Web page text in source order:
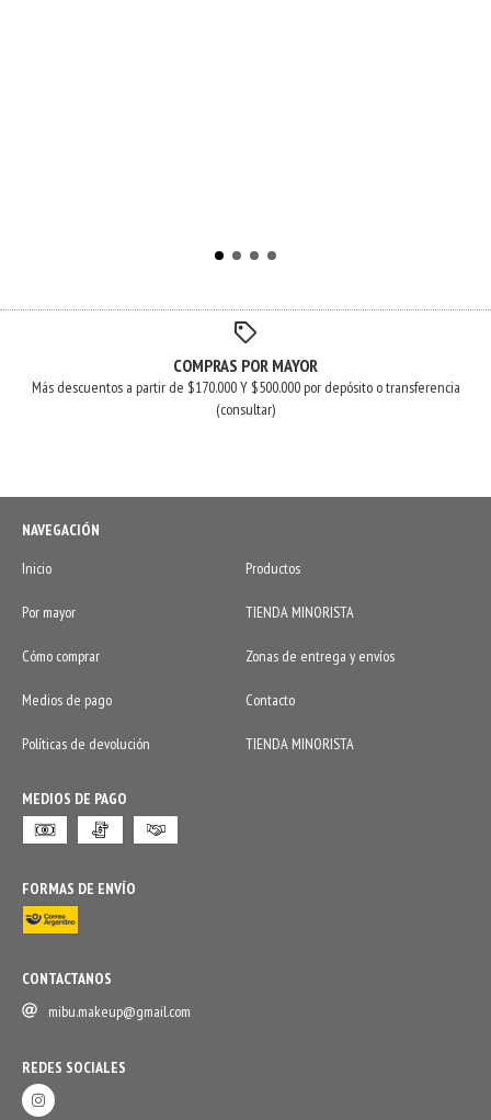
COMPRAS POR MAYOR
Más descuentos a partir de $170.000 Y $500.000 por depósito o transferencia
(consultar)
NAVEGACIÓN
Inicio
Productos
Por mayor TIENDA MINORISTA
Cómo comprar Zonas de entrega y envíos
Medios de pago Contacto
Políticas de devolución TIENDA MINORISTA
MEDIOS DE PAGO
FORMAS DE ENVÍO
CONTACTANOS
mibu.makeup@gmail.com
REDES SOCIALES